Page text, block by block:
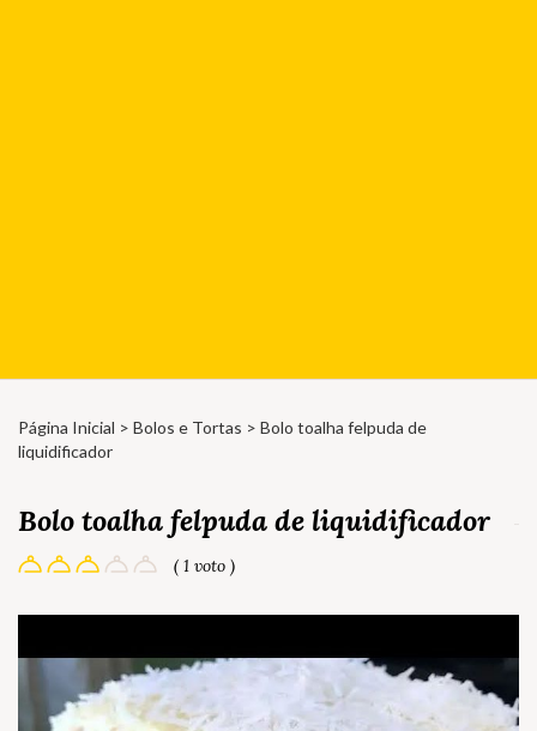
Página Inicial > Bolos e Tortas > Bolo toalha felpuda de
liquidificador
Bolo toalha felpuda de liquidificador
( 1 voto )